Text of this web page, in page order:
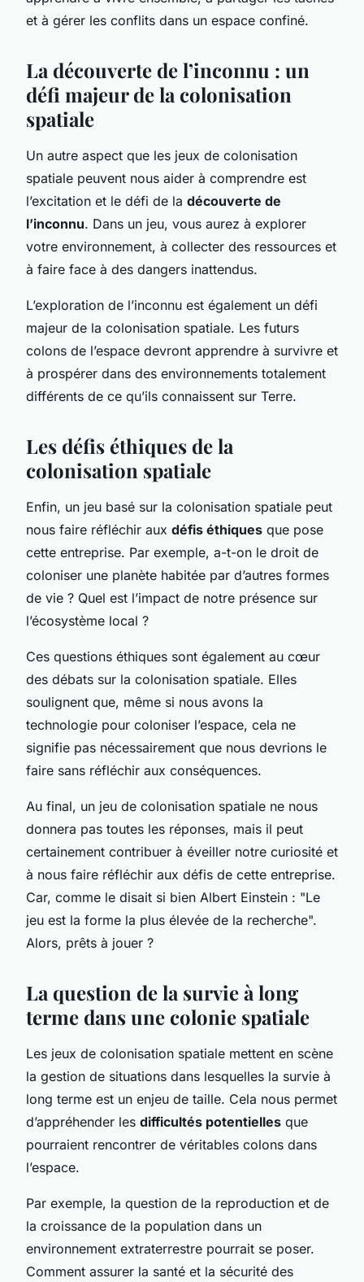
et à gérer les conflits dans un espace confiné.
La découverte de l’inconnu : un
défi majeur de la colonisation
spatiale
Un autre aspect que les jeux de colonisation
spatiale peuvent nous aider à comprendre est
l’excitation et le défi de la découverte de
l’inconnu. Dans un jeu, vous aurez à explorer
votre environnement, à collecter des ressources et
à faire face à des dangers inattendus.
L’exploration de l’inconnu est également un défi
majeur de la colonisation spatiale. Les futurs
colons de l’espace devront apprendre à survivre et
à prospérer dans des environnements totalement
différents de ce qu’ils connaissent sur Terre.
Les défis éthiques de la
colonisation spatiale
Enfin, un jeu basé sur la colonisation spatiale peut
nous faire réfléchir aux défis éthiques que pose
cette entreprise. Par exemple, a-t-on le droit de
coloniser une planète habitée par d’autres formes
de vie ? Quel est l’impact de notre présence sur
l’écosystème local ?
Ces questions éthiques sont également au cœur
des débats sur la colonisation spatiale. Elles
soulignent que, même si nous avons la
technologie pour coloniser l’espace, cela ne
signifie pas nécessairement que nous devrions le
faire sans réfléchir aux conséquences.
Au final, un jeu de colonisation spatiale ne nous
donnera pas toutes les réponses, mais il peut
certainement contribuer à éveiller notre curiosité et
à nous faire réfléchir aux défis de cette entreprise.
Car, comme le disait si bien Albert Einstein : "Le
jeu est la forme la plus élevée de la recherche".
Alors, prêts à jouer ?
La question de la survie à long
terme dans une colonie spatiale
Les jeux de colonisation spatiale mettent en scène
la gestion de situations dans lesquelles la survie à
long terme est un enjeu de taille. Cela nous permet
d’appréhender les difficultés potentielles que
pourraient rencontrer de véritables colons dans
l’espace.
Par exemple, la question de la reproduction et de
la croissance de la population dans un
environnement extraterrestre pourrait se poser.
Comment assurer la santé et la sécurité des